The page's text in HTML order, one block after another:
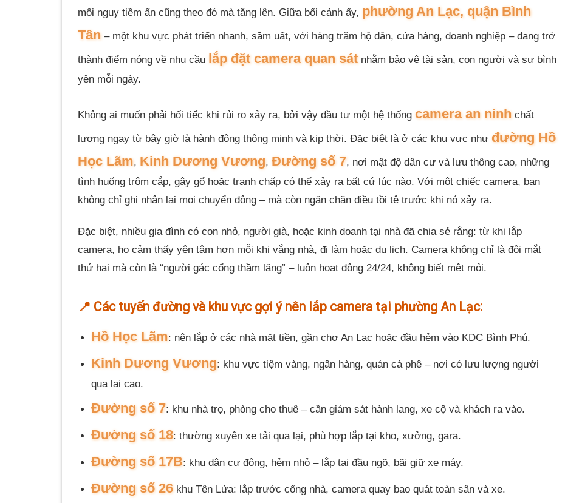
mối nguy tiềm ẩn cũng theo đó mà tăng lên. Giữa bối cảnh ấy, phường An Lạc, quận Bình
Tân– một khu vực phát triển nhanh, sầm uất, với hàng trăm hộ dân, cửa hàng, doanh nghiệp – đang trở
thành điểm nóng về nhu cầu lắp đặt camera quan sátnhằm bảo vệ tài sản, con người và sự bình
yên mỗi ngày.
Không ai muốn phải hối tiếc khi rủi ro xảy ra, bởi vậy đầu tư một hệ thống camera an ninhchất
lượng ngay từ bây giờ là hành động thông minh và kịp thời. Đặc biệt là ở các khu vực như đường Hồ
Học Lãm, Kinh Dương Vương, Đường số 7, nơi mật độ dân cư và lưu thông cao, những
tình huống trộm cắp, gây gổ hoặc tranh chấp có thể xảy ra bất cứ lúc nào. Với một chiếc camera, bạn
không chỉ ghi nhận lại mọi chuyển động – mà còn ngăn chặn điều tồi tệ trước khi nó xảy ra.
Đặc biệt, nhiều gia đình có con nhỏ, người già, hoặc kinh doanh tại nhà đã chia sẻ rằng: từ khi lắp
camera, họ cảm thấy yên tâm hơn mỗi khi vắng nhà, đi làm hoặc du lịch. Camera không chỉ là đôi mắt
thứ hai mà còn là “người gác cổng thầm lặng” – luôn hoạt động 24/24, không biết mệt mỏi.
📍 Các tuyến đường và khu vực gợi ý nên lắp camera tại phường An Lạc:
Hồ Học Lãm: nên lắp ở các nhà mặt tiền, gần chợ An Lạc hoặc đầu hẻm vào KDC Bình Phú.
Kinh Dương Vương: khu vực tiệm vàng, ngân hàng, quán cà phê – nơi có lưu lượng người
qua lại cao.
Đường số 7: khu nhà trọ, phòng cho thuê – cần giám sát hành lang, xe cộ và khách ra vào.
Đường số 18: thường xuyên xe tải qua lại, phù hợp lắp tại kho, xưởng, gara.
Đường số 17B: khu dân cư đông, hẻm nhỏ – lắp tại đầu ngõ, bãi giữ xe máy.
Đường số 26khu Tên Lửa: lắp trước cổng nhà, camera quay bao quát toàn sân và xe.